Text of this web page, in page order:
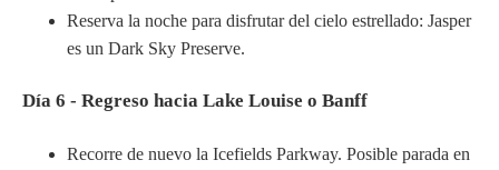
Reserva la noche para disfrutar del cielo estrellado: Jasper
es un Dark Sky Preserve.
Día 6 - Regreso hacia Lake Louise o Banff
Recorre de nuevo la Icefields Parkway. Posible parada en